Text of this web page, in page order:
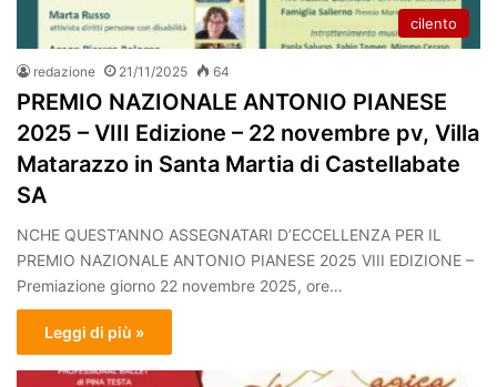
cilento
redazione 21/11/2025 64
PREMIO NAZIONALE ANTONIO PIANESE
2025 – VIII Edizione – 22 novembre pv, Villa
Matarazzo in Santa Martia di Castellabate
SA
NCHE QUEST’ANNO ASSEGNATARI D’ECCELLENZA PER IL
PREMIO NAZIONALE ANTONIO PIANESE 2025 VIII EDIZIONE –
Premiazione giorno 22 novembre 2025, ore…
Leggi di più »